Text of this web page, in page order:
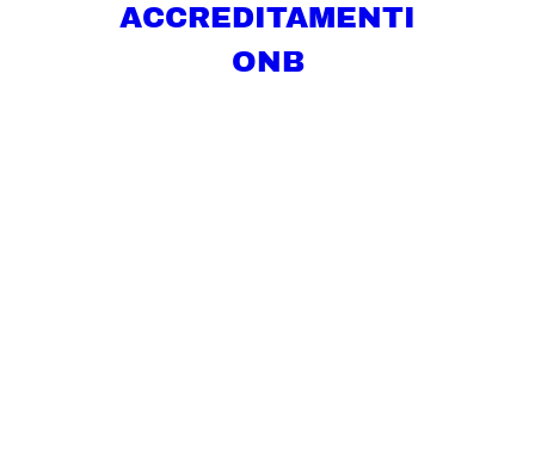
ACCREDITAMENTI
ONB